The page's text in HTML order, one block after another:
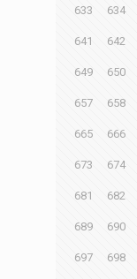
633 634
641 642
649 650
657 658
665 666
673 674
681 682
689 690
697 698